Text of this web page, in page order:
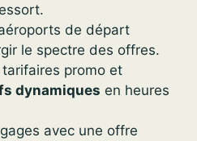
de départ
le spectre des offres.
promo et
dynamiques en heures
avec une offre